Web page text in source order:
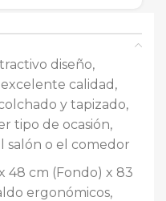
diseño,
calidad,
y tapizado,
tipo de ocasión,
salón o el comedor
48 cm (Fondo) x 83
ergonómicos,